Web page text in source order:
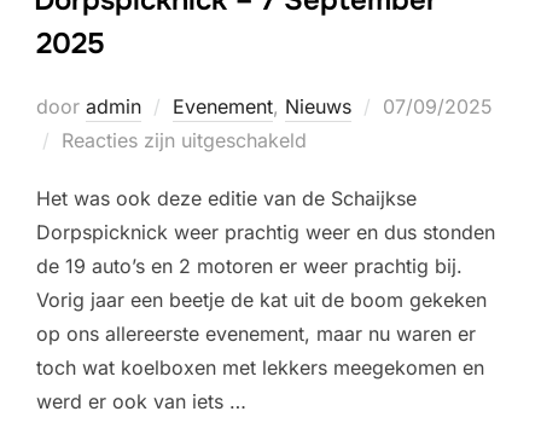
2025
door admin Evenement, Nieuws
Geplaatst
07/09/2025
Reacties zijn uitgeschakeld
Het was ook deze editie van de Schaijkse
Dorpspicknick weer prachtig weer en dus stonden
de 19 auto’s en 2 motoren er weer prachtig bij.
Vorig jaar een beetje de kat uit de boom gekeken
op ons allereerste evenement, maar nu waren er
toch wat koelboxen met lekkers meegekomen en
werd er ook van iets …